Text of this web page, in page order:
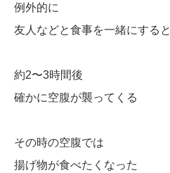
例外的に
友人などと食事を一緒にすると
約2〜3時間後
確かに空腹が襲ってくる
その時の空腹では
揚げ物が食べたくなった